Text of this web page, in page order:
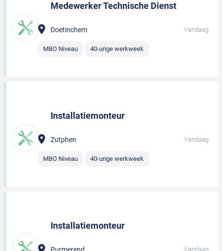
Medewerker Technische Dienst
Doetinchem Vandaag
MBO Niveau 40-urige werkweek
Installatiemonteur
Zutphen Vandaag
MBO Niveau 40-urige werkweek
Installatiemonteur
Vandaag